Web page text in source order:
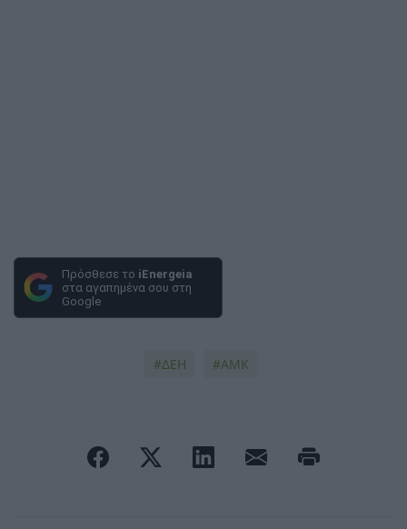
Πρόσθεσε το iEnergeia
στα αγαπημένα σου στη
Google
ΔΕΗ ΑΜΚ